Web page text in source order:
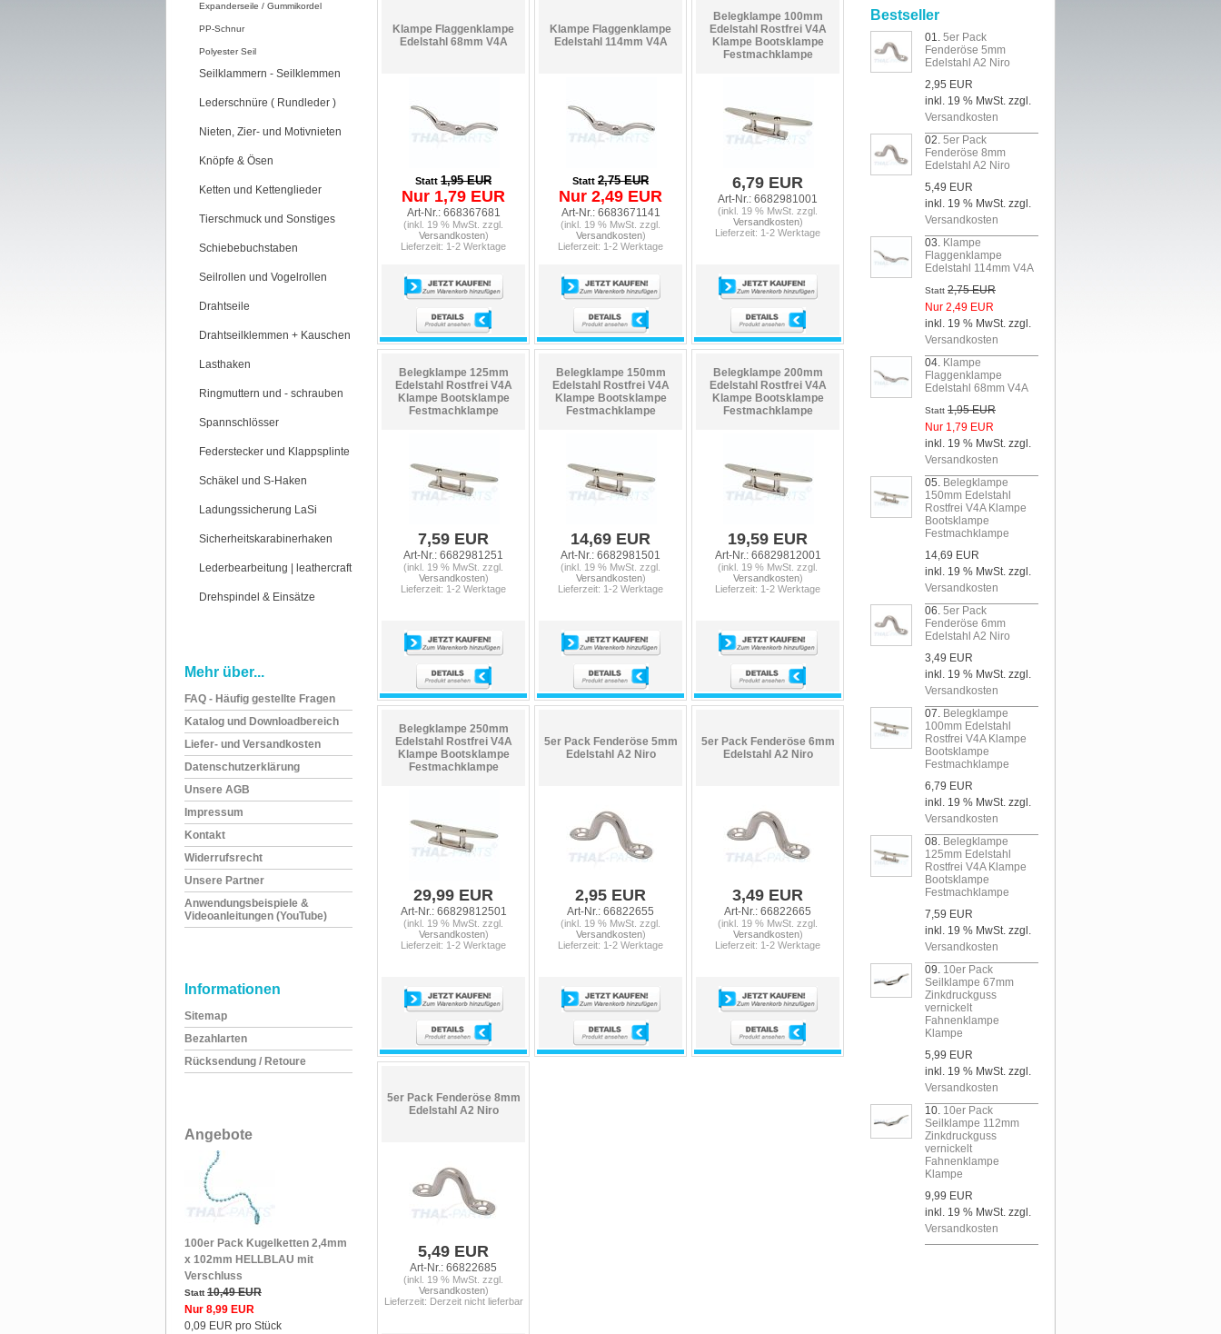
Expanderseile / Gummikordel
PP-Schnur
Polyester Seil
Seilklammern - Seilklemmen
Lederschnüre ( Rundleder )
Nieten, Zier- und Motivnieten
Knöpfe & Ösen
Ketten und Kettenglieder
Tierschmuck und Sonstiges
Schiebebuchstaben
Seilrollen und Vogelrollen
Drahtseile
Drahtseilklemmen + Kauschen
Lasthaken
Ringmuttern und - schrauben
Spannschlösser
Federstecker und Klappsplinte
Schäkel und S-Haken
Ladungssicherung LaSi
Sicherheitskarabinerhaken
Lederbearbeitung | leathercraft
Drehspindel & Einsätze
Mehr über...
FAQ - Häufig gestellte Fragen
Katalog und Downloadbereich
Liefer- und Versandkosten
Datenschutzerklärung
Unsere AGB
Impressum
Kontakt
Widerrufsrecht
Unsere Partner
Anwendungsbeispiele &
Videoanleitungen (YouTube)
Informationen
Sitemap
Bezahlarten
Rücksendung / Retoure
Angebote
100er Pack Kugelketten 2,4mm
x 102mm HELLBLAU mit
Verschluss
Statt10,49 EUR
Nur 8,99 EUR
0,09 EUR pro Stück
Klampe Flaggenklampe
Edelstahl 68mm V4A
Statt 1,95 EUR
Nur 1,79 EUR
Art-Nr.: 668367681
(inkl. 19 % MwSt. zzgl.
Versandkosten)
Lieferzeit: 1-2 Werktage
Klampe Flaggenklampe
Edelstahl 114mm V4A
Statt 2,75 EUR
Nur 2,49 EUR
Art-Nr.: 6683671141
(inkl. 19 % MwSt. zzgl.
Versandkosten)
Lieferzeit: 1-2 Werktage
Belegklampe 100mm
Edelstahl Rostfrei V4A
Klampe Bootsklampe
Festmachklampe
6,79 EUR
Art-Nr.: 6682981001
(inkl. 19 % MwSt. zzgl.
Versandkosten)
Lieferzeit: 1-2 Werktage
Belegklampe 125mm
Edelstahl Rostfrei V4A
Klampe Bootsklampe
Festmachklampe
7,59 EUR
Art-Nr.: 6682981251
(inkl. 19 % MwSt. zzgl.
Versandkosten)
Lieferzeit: 1-2 Werktage
Belegklampe 150mm
Edelstahl Rostfrei V4A
Klampe Bootsklampe
Festmachklampe
14,69 EUR
Art-Nr.: 6682981501
(inkl. 19 % MwSt. zzgl.
Versandkosten)
Lieferzeit: 1-2 Werktage
Belegklampe 200mm
Edelstahl Rostfrei V4A
Klampe Bootsklampe
Festmachklampe
19,59 EUR
Art-Nr.: 66829812001
(inkl. 19 % MwSt. zzgl.
Versandkosten)
Lieferzeit: 1-2 Werktage
Belegklampe 250mm
Edelstahl Rostfrei V4A
Klampe Bootsklampe
Festmachklampe
29,99 EUR
Art-Nr.: 66829812501
(inkl. 19 % MwSt. zzgl.
Versandkosten)
Lieferzeit: 1-2 Werktage
5er Pack Fenderöse 5mm
Edelstahl A2 Niro
2,95 EUR
Art-Nr.: 66822655
(inkl. 19 % MwSt. zzgl.
Versandkosten)
Lieferzeit: 1-2 Werktage
5er Pack Fenderöse 6mm
Edelstahl A2 Niro
3,49 EUR
Art-Nr.: 66822665
(inkl. 19 % MwSt. zzgl.
Versandkosten)
Lieferzeit: 1-2 Werktage
5er Pack Fenderöse 8mm
Edelstahl A2 Niro
5,49 EUR
Art-Nr.: 66822685
(inkl. 19 % MwSt. zzgl.
Versandkosten)
Lieferzeit: Derzeit nicht lieferbar
Bestseller
01. 5er Pack
Fenderöse 5mm
Edelstahl A2 Niro
2,95 EUR
inkl. 19 % MwSt. zzgl.
Versandkosten
02. 5er Pack
Fenderöse 8mm
Edelstahl A2 Niro
5,49 EUR
inkl. 19 % MwSt. zzgl.
Versandkosten
03. Klampe
Flaggenklampe
Edelstahl 114mm V4A
Statt 2,75 EUR
Nur 2,49 EUR
inkl. 19 % MwSt. zzgl.
Versandkosten
04. Klampe
Flaggenklampe
Edelstahl 68mm V4A
Statt 1,95 EUR
Nur 1,79 EUR
inkl. 19 % MwSt. zzgl.
Versandkosten
05. Belegklampe
150mm Edelstahl
Rostfrei V4A Klampe
Bootsklampe
Festmachklampe
14,69 EUR
inkl. 19 % MwSt. zzgl.
Versandkosten
06. 5er Pack
Fenderöse 6mm
Edelstahl A2 Niro
3,49 EUR
inkl. 19 % MwSt. zzgl.
Versandkosten
07. Belegklampe
100mm Edelstahl
Rostfrei V4A Klampe
Bootsklampe
Festmachklampe
6,79 EUR
inkl. 19 % MwSt. zzgl.
Versandkosten
08. Belegklampe
125mm Edelstahl
Rostfrei V4A Klampe
Bootsklampe
Festmachklampe
7,59 EUR
inkl. 19 % MwSt. zzgl.
Versandkosten
09. 10er Pack
Seilklampe 67mm
Zinkdruckguss
vernickelt
Fahnenklampe
Klampe
5,99 EUR
inkl. 19 % MwSt. zzgl.
Versandkosten
10. 10er Pack
Seilklampe 112mm
Zinkdruckguss
vernickelt
Fahnenklampe
Klampe
9,99 EUR
inkl. 19 % MwSt. zzgl.
Versandkosten